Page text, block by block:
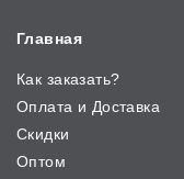
Главная
Как заказать?
Оплата и Доставка
Скидки
Оптом